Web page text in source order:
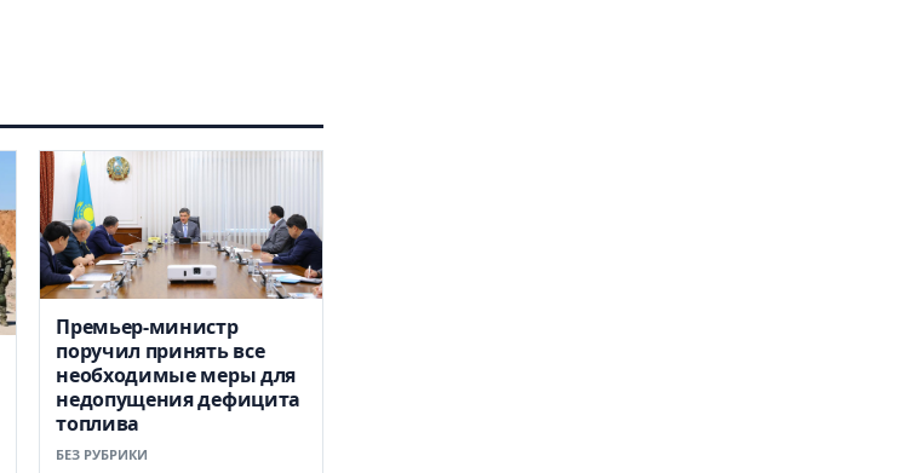
Премьер-министр
поручил принять все
необходимые меры для
недопущения дефицита
топлива
БЕЗ РУБРИКИ